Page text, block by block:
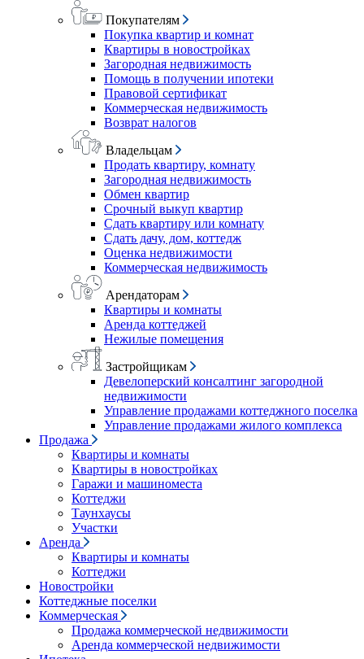
Покупателям
Покупка квартир и комнат
Квартиры в новостройках
Загородная недвижимость
Помощь в получении ипотеки
Правовой сертификат
Коммерческая недвижимость
Возврат налогов
Владельцам
Продать квартиру, комнату
Загородная недвижимость
Обмен квартир
Срочный выкуп квартир
Сдать квартиру или комнату
Сдать дачу, дом, коттедж
Оценка недвижимости
Коммерческая недвижимость
Арендаторам
Квартиры и комнаты
Аренда коттеджей
Нежилые помещения
Застройщикам
Девелоперский консалтинг загородной
недвижимости
Управление продажами коттеджного поселка
Управление продажами жилого комплекса
Продажа
Квартиры и комнаты
Квартиры в новостройках
Гаражи и машиноместа
Коттеджи
Таунхаусы
Участки
Аренда
Квартиры и комнаты
Коттеджи
Новостройки
Коттеджные поселки
Коммерческая
Продажа коммерческой недвижимости
Аренда коммерческой недвижимости